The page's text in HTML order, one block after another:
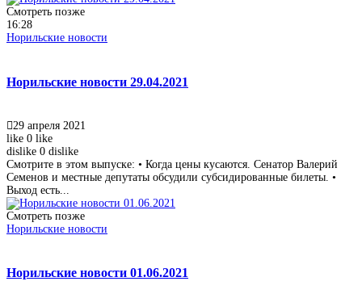
Смотреть позже
16:28
Норильские новости
Норильские новости 29.04.2021
29 апреля 2021
like 0 like
dislike 0 dislike
Смотрите в этом выпуске: • Когда цены кусаются. Сенатор Валерий
Семенов и местные депутаты обсудили субсидированные билеты. •
Выход есть...
Смотреть позже
Норильские новости
Норильские новости 01.06.2021